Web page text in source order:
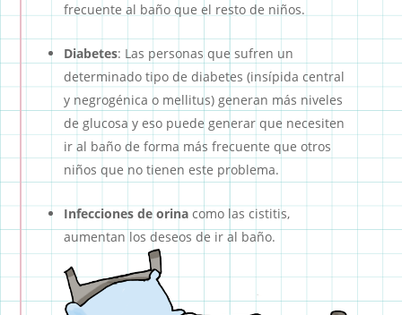
frecuente al baño que el resto de niños.
Diabetes: Las personas que sufren un
determinado tipo de diabetes (insípida central
y negrogénica o mellitus) generan más niveles
de glucosa y eso puede generar que necesiten
ir al baño de forma más frecuente que otros
niños que no tienen este problema.
Infecciones de orinacomo las cistitis,
aumentan los deseos de ir al baño.